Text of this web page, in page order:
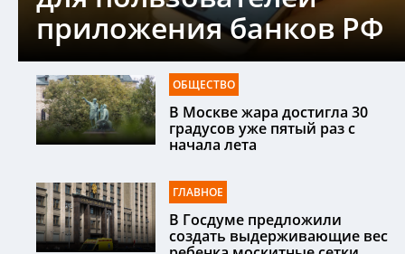
приложения банков РФ
ОБЩЕСТВО
В Москве жара достигла 30
градусов уже пятый раз с
начала лета
ГЛАВНОЕ
В Госдуме предложили
создать выдерживающие вес